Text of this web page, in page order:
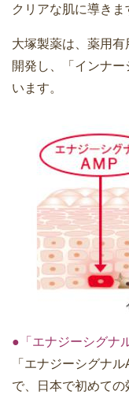
クリアな肌に導きま
大塚製薬は、薬用
開発し、「インナ
います。
●「エナジーシグナ
「エナジーシグナ
で、日本で初めて